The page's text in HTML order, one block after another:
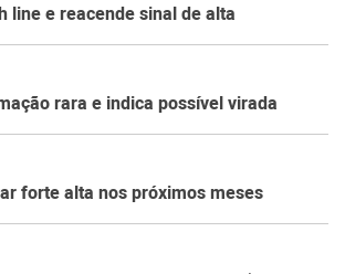
line e reacende sinal de alta
rara e indica possível virada
forte alta nos próximos meses